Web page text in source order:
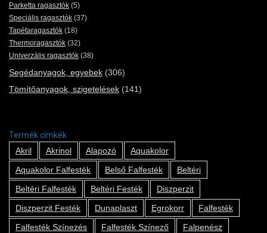
Parketta ragasztók (5)
Speciális ragasztók (37)
Tapétaragasztók (18)
Thermoragasztók (32)
Univerzális ragasztók (38)
Segédanyagok, egyebek (306)
Tömítőanyagok, szigetelések (141)
Termék címkék
Akril
Akrinol Alapozó
Aquakolor
Aquakolor Falfesték
Belső Falfesték
Beltéri
Beltéri Falfesték
Beltéri Festék
Diszperzit
Diszperzit Festék
Dunaplaszt Egrokorr
Falfesték
Falfesték Színezés
Falfesték Színező
Falpenész